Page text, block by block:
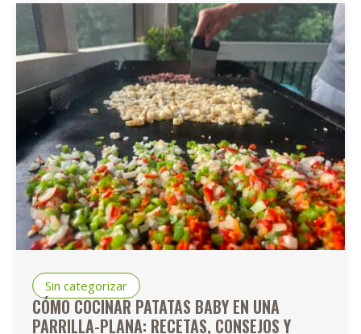
de
Sin categorizar
CÓMO COCINAR PATATAS BABY EN UNA
PARRILLA-PLANA: RECETAS, CONSEJOS Y